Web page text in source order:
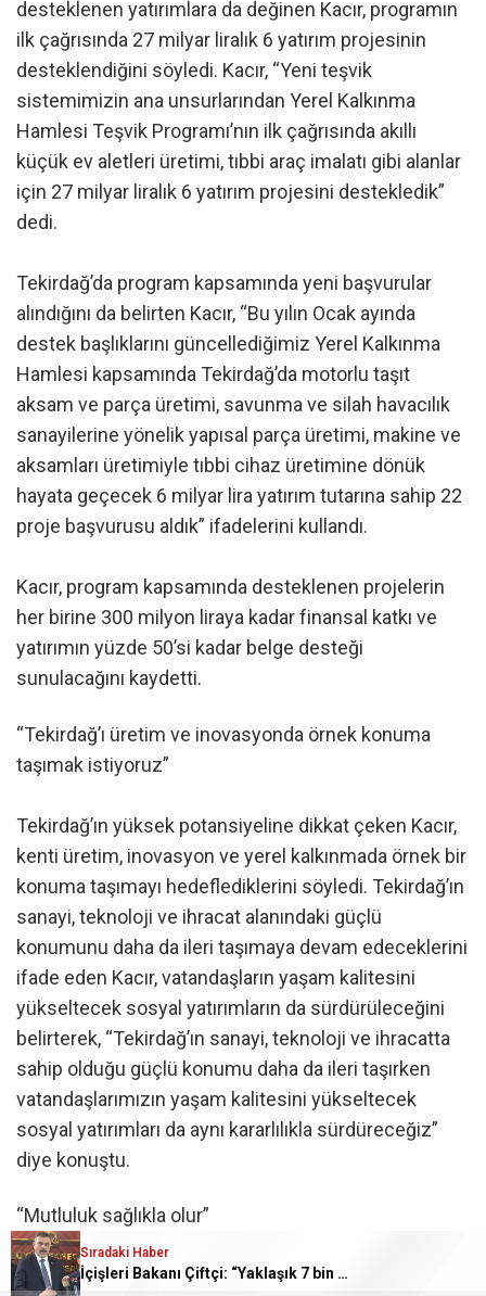
desteklenen yatırımlara da değinen Kacır, programın
ilk çağrısında 27 milyar liralık 6 yatırım projesinin
desteklendiğini söyledi. Kacır, “Yeni teşvik
sistemimizin ana unsurlarından Yerel Kalkınma
Hamlesi Teşvik Programı’nın ilk çağrısında akıllı
küçük ev aletleri üretimi, tıbbi araç imalatı gibi alanlar
için 27 milyar liralık 6 yatırım projesini destekledik”
dedi.
Tekirdağ’da program kapsamında yeni başvurular
alındığını da belirten Kacır, “Bu yılın Ocak ayında
destek başlıklarını güncellediğimiz Yerel Kalkınma
Hamlesi kapsamında Tekirdağ’da motorlu taşıt
aksam ve parça üretimi, savunma ve silah havacılık
sanayilerine yönelik yapısal parça üretimi, makine ve
aksamları üretimiyle tıbbi cihaz üretimine dönük
hayata geçecek 6 milyar lira yatırım tutarına sahip 22
proje başvurusu aldık” ifadelerini kullandı.
Kacır, program kapsamında desteklenen projelerin
her birine 300 milyon liraya kadar finansal katkı ve
yatırımın yüzde 50’si kadar belge desteği
sunulacağını kaydetti.
“Tekirdağ’ı üretim ve inovasyonda örnek konuma
taşımak istiyoruz”
Tekirdağ’ın yüksek potansiyeline dikkat çeken Kacır,
kenti üretim, inovasyon ve yerel kalkınmada örnek bir
konuma taşımayı hedeflediklerini söyledi. Tekirdağ’ın
sanayi, teknoloji ve ihracat alanındaki güçlü
konumunu daha da ileri taşımaya devam edeceklerini
ifade eden Kacır, vatandaşların yaşam kalitesini
yükseltecek sosyal yatırımların da sürdürüleceğini
belirterek, “Tekirdağ’ın sanayi, teknoloji ve ihracatta
sahip olduğu güçlü konumu daha da ileri taşırken
vatandaşlarımızın yaşam kalitesini yükseltecek
sosyal yatırımları da aynı kararlılıkla sürdüreceğiz”
diye konuştu.
“Mutluluk sağlıkla olur”
Sağlık Bakanı Kemal Memişoğlu yaptığı konuşmada,
Sıradaki Haber
İçişleri Bakanı Çiftçi: “Yaklaşık 7 bin 500 aranan şahsı bu yılın ilk 7 yılında yakalamış durumdayız”